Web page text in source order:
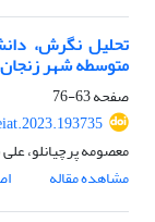
تحلیل نگرش،
متوسطه شهر زنجان
صفحه63-76
معصومه پرچیانلو،
مشاهده مقاله